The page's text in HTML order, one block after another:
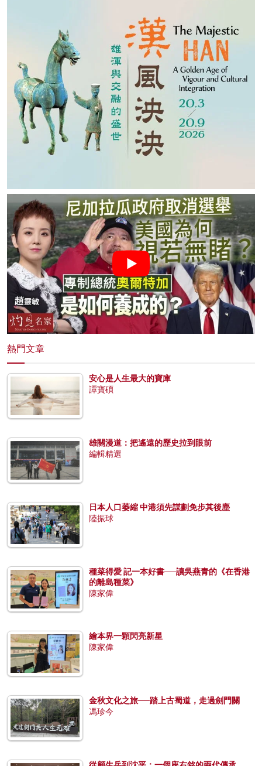
熱門文章
安心是人生最大的寶庫
譚寶碩
雄關漫道：把遙遠的歷史拉到眼前
編輯精選
日本人口萎縮 中港須先謀劃免步其後塵
陸振球
種菜得愛 記一本好書──讀吳燕青的《在香港
的離島種菜》
陳家偉
繪本界一顆閃亮新星
陳家偉
金秋文化之旅──踏上古蜀道，走過劍門關
馮珍今